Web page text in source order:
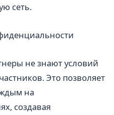
сеть.
не знают условий
Это позволяет
на
создавая